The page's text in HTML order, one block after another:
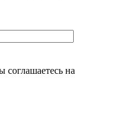
соглашаетесь на